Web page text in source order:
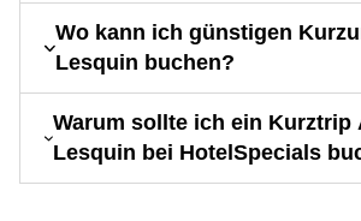
Wo kann ich günstigen
Lesquin buchen?
Warum sollte ich ein Kurztrip
Lesquin bei HotelSpecials